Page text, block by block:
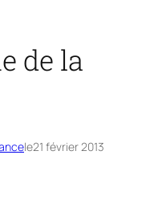
de la
le21 février 2013